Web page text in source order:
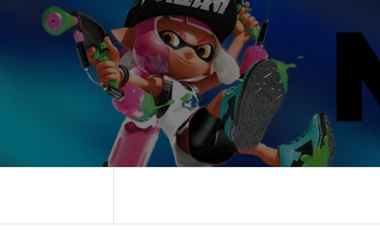
Saltar
TUS ESPECIALISTAS